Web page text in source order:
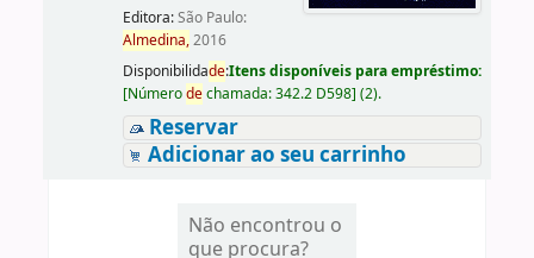
Editora:São Paulo:
Almedina,2016
Disponibilidade:Itens disponíveis para empréstimo:
[Númerodechamada:342.2 D598] (2).
Reservar
Adicionar ao seu carrinho
Não encontrou o
que procura?